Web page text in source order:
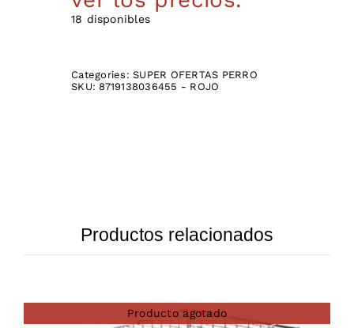
18 disponibles
Categories:SUPER OFERTAS PERRO
SKU: 8719138036455 - ROJO
Productos relacionados
Producto agotado